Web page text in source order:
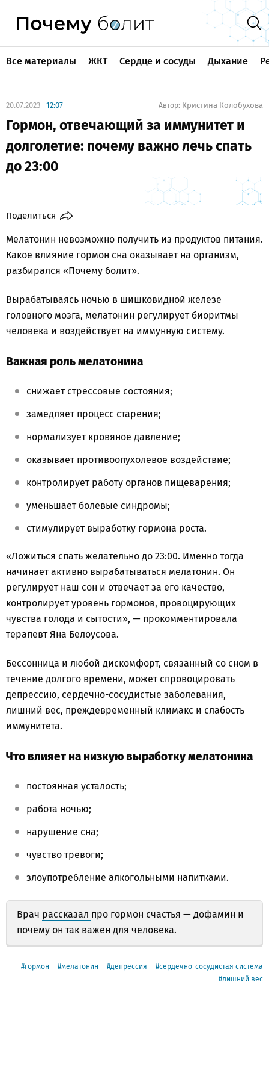
Все материалы ЖКТ Сердце и сосуды Дыхание
20.07.2023 12:07 Автор: Кристина Колобухова
Гормон, отвечающий за иммунитет и
долголетие: почему важно лечь спать
до 23:00
Поделиться
Мелатонин невозможно получить из продуктов питания.
Какое влияние гормон сна оказывает на организм,
разбирался «Почему болит».
Вырабатываясь ночью в шишковидной железе
головного мозга, мелатонин регулирует биоритмы
человека и воздействует на иммунную систему.
Важная роль мелатонина
снижает стрессовые состояния;
замедляет процесс старения;
нормализует кровяное давление;
оказывает противоопухолевое воздействие;
контролирует работу органов пищеварения;
уменьшает болевые синдромы;
стимулирует выработку гормона роста.
«Ложиться спать желательно до 23:00. Именно тогда
начинает активно вырабатываться мелатонин. Он
регулирует наш сон и отвечает за его качество,
контролирует уровень гормонов, провоцирующих
чувства голода и сытости», — прокомментировала
терапевт Яна Белоусова.
Бессонница и любой дискомфорт, связанный со сном в
течение долгого времени, может спровоцировать
депрессию, сердечно-сосудистые заболевания,
лишний вес, преждевременный климакс и слабость
иммунитета.
Что влияет на низкую выработку мелатонина
постоянная усталость;
работа ночью;
нарушение сна;
чувство тревоги;
злоупотребление алкогольными напитками.
Врач рассказал про гормон счастья — дофамин и
почему он так важен для человека.
гормон мелатонин депрессия
сердечно-сосудистая система
лишний вес